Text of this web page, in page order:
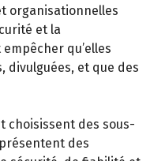
organisationnelles
et la
qu’elles
divulguées, et que des
choisissent des sous-
des